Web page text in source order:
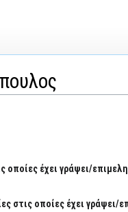
οποίες έχει γράψει/
στις οποίες έχει γράψει/